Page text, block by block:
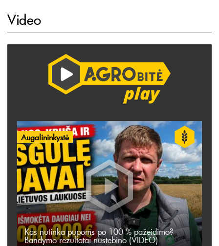
Video
Augalininkystė
Kas nutinka pupoms po 100 % pažeidimo?
Bandymo rezultatai nustebino (VIDEO)